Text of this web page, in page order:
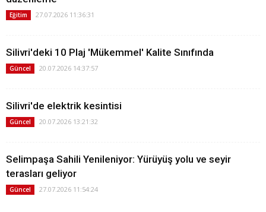
Eğitim 27.07.2026 11:36:31
Silivri'deki 10 Plaj 'Mükemmel' Kalite Sınıfında
Güncel 20.07.2026 14:37:57
Silivri'de elektrik kesintisi
Güncel 20.07.2026 13:21:32
Selimpaşa Sahili Yenileniyor: Yürüyüş yolu ve seyir
terasları geliyor
Güncel 27.07.2026 11:54:24